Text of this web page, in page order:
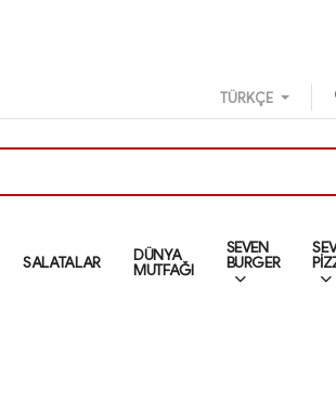
TÜRKÇE
SALATALAR DÜNYA
MUTFAĞI
SEVEN
BURGER